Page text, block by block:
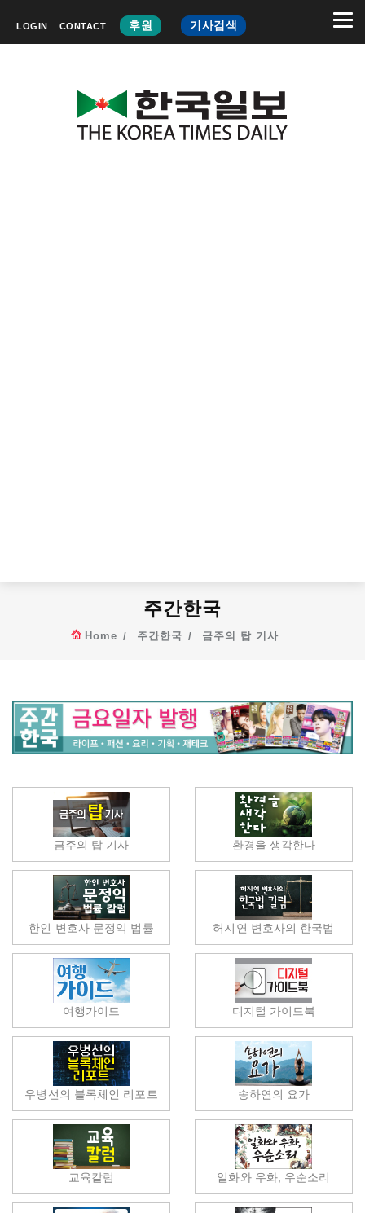
LOGIN CONTACT 후원 기사검색
주간한국
Home 주간한국 금주의 탑 기사
금주의 탑 기사 환경을 생각한다
한인 변호사 문정익 법률 허지연 변호사의 한국법
여행가이드 디지털 가이드북
우병선의 블록체인 리포트 송하연의 요가
교육칼럼 일화와 우화, 우순소리